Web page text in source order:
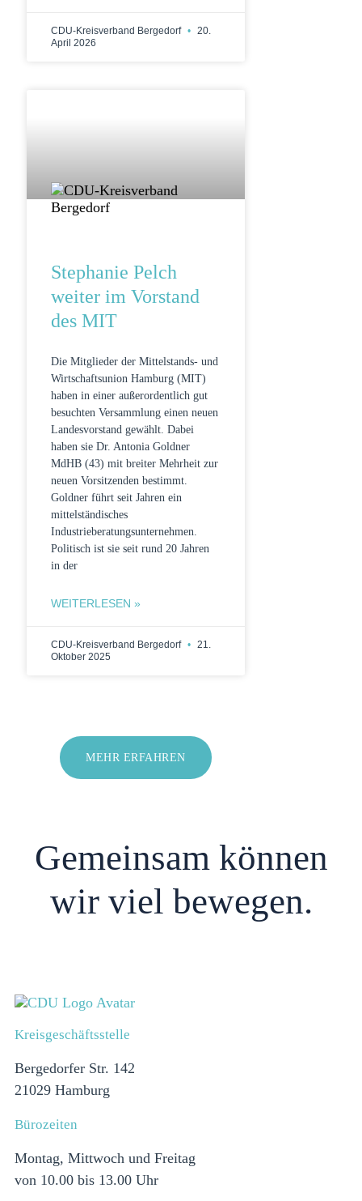
CDU-Kreisverband Bergedorf
20.
April 2026
Stephanie Pelch
weiter im Vorstand
des MIT
Die Mitglieder der Mittelstands- und
Wirtschaftsunion Hamburg (MIT)
haben in einer außerordentlich gut
besuchten Versammlung einen neuen
Landesvorstand gewählt. Dabei
haben sie Dr. Antonia Goldner
MdHB (43) mit breiter Mehrheit zur
neuen Vorsitzenden bestimmt.
Goldner führt seit Jahren ein
mittelständisches
Industrieberatungsunternehmen.
Politisch ist sie seit rund 20 Jahren
in der
WEITERLESEN »
CDU-Kreisverband Bergedorf
21.
Oktober 2025
MEHR ERFAHREN
Gemeinsam können
wir viel bewegen.
Kreisgeschäftsstelle
Bergedorfer Str. 142
21029 Hamburg
Bürozeiten
Montag, Mittwoch und Freitag
von 10.00 bis 13.00 Uhr